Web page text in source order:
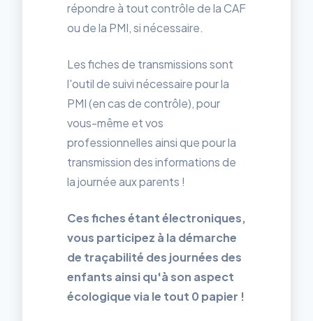
répondre à tout contrôle de la CAF
ou de la PMI, si nécessaire.
Les fiches de transmissions sont
l'outil de suivi nécessaire pour la
PMI (en cas de contrôle), pour
vous-même et vos
professionnelles ainsi que pour la
transmission des informations de
la journée aux parents !
Ces fiches étant électroniques,
vous participez à la démarche
de traçabilité des journées des
enfants ainsi qu'à son aspect
écologique via le tout 0 papier !